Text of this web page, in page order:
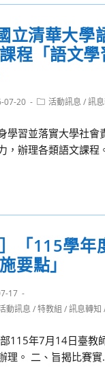
立清華大學
程「語文
07-20
Post活動訊息 / 訊
學習並落實大學社會
，辦理各類語文課程
］「115學
要點」
17
動訊息 / 特教組 / 訊息轉知
115年7月14日臺教
理。 二、旨揭比賽實